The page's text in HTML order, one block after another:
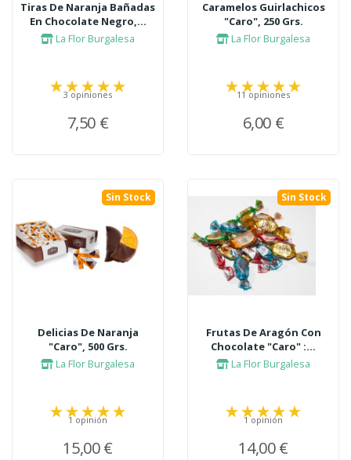
Tiras De Naranja Bañadas
En Chocolate Negro,...
La Flor Burgalesa
3 opiniones
7,50 €
Caramelos Guirlachicos
"Caro", 250 Grs.
La Flor Burgalesa
11 opiniones
6,00 €
Sin Stock
Delicias De Naranja
"Caro", 500 Grs.
La Flor Burgalesa
1 opinión
15,00 €
Sin Stock
Frutas De Aragón Con
Chocolate "Caro" :...
La Flor Burgalesa
1 opinión
14,00 €